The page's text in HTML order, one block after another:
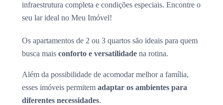
infraestrutura completa e condições especiais. Encontre o
seu lar ideal no Meu Imóvel!
Os apartamentos de 2 ou 3 quartos são ideais para quem
busca mais conforto e versatilidade na rotina.
Além da possibilidade de acomodar melhor a família,
esses imóveis permitem adaptar os ambientes para
diferentes necessidades.